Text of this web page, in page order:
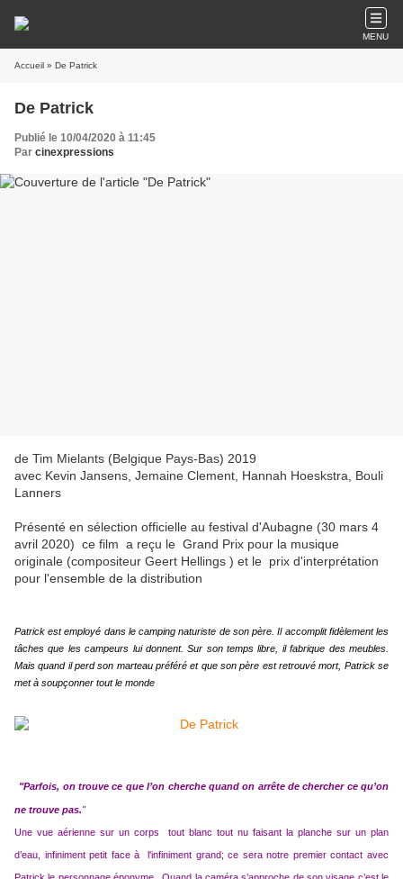
MENU
Accueil » De Patrick
De Patrick
Publié le 10/04/2020 à 11:45
Par cinexpressions
de Tim Mielants (Belgique Pays-Bas) 2019
avec Kevin Jansens, Jemaine Clement, Hannah Hoeskstra, Bouli
Lanners
Présenté en sélection officielle au festival d'Aubagne (30 mars 4
avril 2020) ce film a reçu le Grand Prix pour la musique
originale (compositeur Geert Hellings ) et le prix d'interprétation
pour l'ensemble de la distribution
Patrick est employé dans le camping naturiste de son père. Il accomplit fidèlement les
tâches que les campeurs lui donnent. Sur son temps libre, il fabrique des meubles.
Mais quand il perd son marteau préféré et que son père est retrouvé mort, Patrick se
met à soupçonner tout le monde
"Parfois, on trouve ce que l’on cherche quand on arrête de chercher ce qu’on
ne trouve pas."
Une vue aérienne sur un corps tout blanc tout nu faisant la planche sur un plan
d’eau, infiniment petit face à l'infiniment grand; ce sera notre premier contact avec